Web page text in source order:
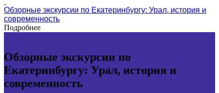
Обзорные экскурсии по Екатеринбургу: Урал, история и
современность
Подробнее
Обзорные экскурсии по
Екатеринбургу: Урал, история и
современность